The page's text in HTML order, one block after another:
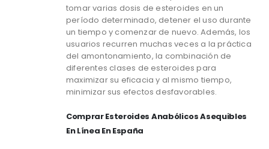
tomar varias dosis de esteroides en un
período determinado, detener el uso durante
un tiempo y comenzar de nuevo. Además, los
usuarios recurren muchas veces a la práctica
del amontonamiento, la combinación de
diferentes clases de esteroides para
maximizar su eficacia y al mismo tiempo,
minimizar sus efectos desfavorables.
Comprar Esteroides Anabólicos Asequibles
En Línea En España